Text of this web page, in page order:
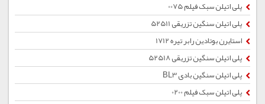
پلی اتیلن سبک فیلم 0075
پلی اتیلن سنگین تزریقی 52511
استایرن بوتادین رابر تیره 1712
پلی اتیلن سنگین تزریقی 52518
پلی اتیلن سنگین بادی BL3
پلی اتیلن سبک فیلم 0200